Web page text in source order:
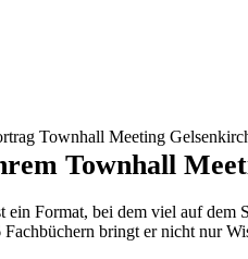
Townhall
Format, bei dem viel auf dem
bringt er nicht nur